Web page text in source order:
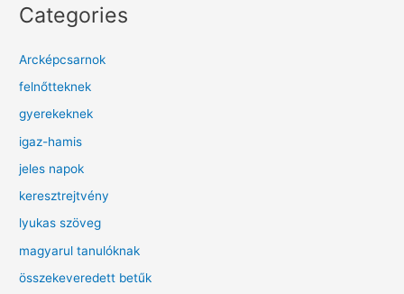
Categories
Arcképcsarnok
felnőtteknek
gyerekeknek
igaz-hamis
jeles napok
keresztrejtvény
lyukas szöveg
magyarul tanulóknak
összekeveredett betűk